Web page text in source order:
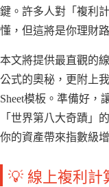
鍵。許多人對「複利
懂，但這將是你理財
本文將提供最直觀的
公式的奧秘，更附上
Sheet模板。準備好，
「世界第八大奇蹟」
你的資產帶來指數級
💡 線上複利計